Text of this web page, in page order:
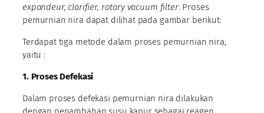
expandeur, clarifier, rotary vacuum filter. Proses
pemurnian nira dapat dilihat pada gambar berikut:
Terdapat tiga metode dalam proses pemurnian nira,
yaitu :
1. Proses Defekasi
Dalam proses defekasi pemurnian nira dilakukan